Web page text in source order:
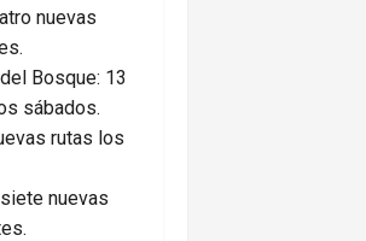
nuevas
Bosque: 13
sábados.
rutas los
nuevas